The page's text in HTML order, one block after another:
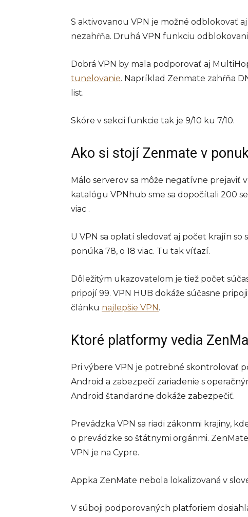
S aktivovanou VPN je možné odblokovať
nezahŕňa. Druhá VPN funkciu
Dobrá VPN by mala podporovať aj
tunelovanie. Napríklad Zenmate zahŕňa
list.
Skóre v sekcii funkcie tak je 9/10 ku 7/10.
Ako si stojí Zenmate v
Málo serverov sa môže negatívne prejaviť
katalógu VPNhub sme sa dopočítali 200
viac .
U VPN sa oplatí sledovať aj počet krajín so
ponúka 78, o 18 viac. Tu tak víťazí.
Dôležitým ukazovateľom je tiež počet
pripojí 99. VPN HUB dokáže súčasne
článku najlepšie VPN .
Ktoré platformy vedia
Pri výbere VPN je potrebné skontrolovať
Android a zabezpečí zariadenie s
Android štandardne dokáže zabezpečiť.
Prevádzka VPN sa riadi zákonmi krajiny,
o prevádzke so štátnymi orgánmi.
VPN je na Cypre.
Appka ZenMate nebola lokalizovaná v
V súboji podporovaných platforiem